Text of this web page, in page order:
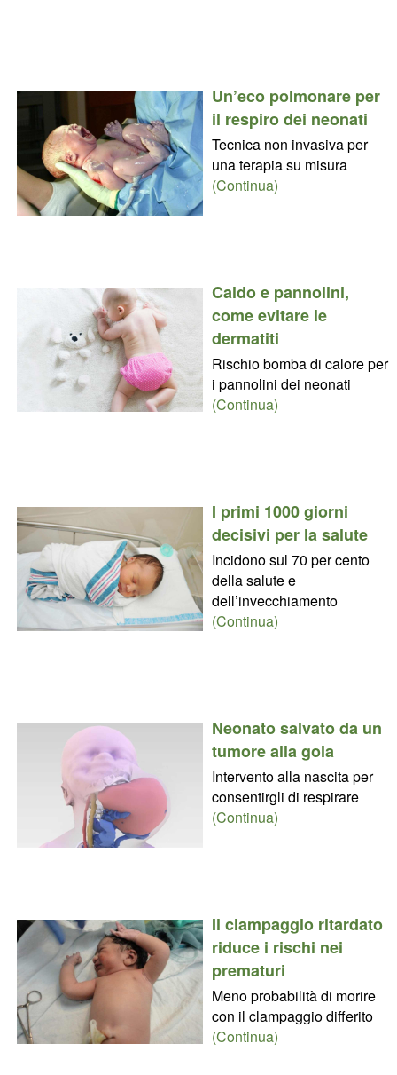
Un’eco polmonare per
il respiro dei neonati
Tecnica non invasiva per
una terapia su misura
(Continua)
Caldo e pannolini,
come evitare le
dermatiti
Rischio bomba di calore per
i pannolini dei neonati
(Continua)
I primi 1000 giorni
decisivi per la salute
Incidono sul 70 per cento
della salute e
dell’invecchiamento
(Continua)
Neonato salvato da un
tumore alla gola
Intervento alla nascita per
consentirgli di respirare
(Continua)
Il clampaggio ritardato
riduce i rischi nei
prematuri
Meno probabilità di morire
con il clampaggio differito
(Continua)